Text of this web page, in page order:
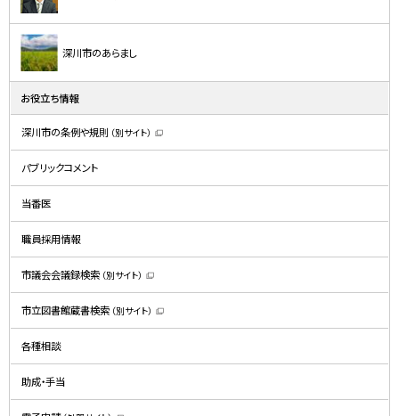
深川市のあらまし
お役立ち情報
深川市の条例や規則 （別サイト）
新
で
す
）
パブリックコメント
当番医
職員採用情報
市議会会議録検索 （別サイト）
新
規
ウ
で
す
市立図書館蔵書検索 （別サイト）
新
で
各種相談
助成・手当